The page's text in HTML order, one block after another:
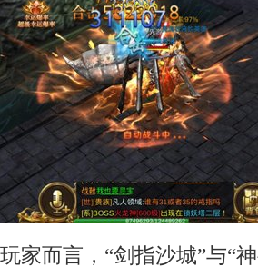
而言，“剑指沙城”与“神